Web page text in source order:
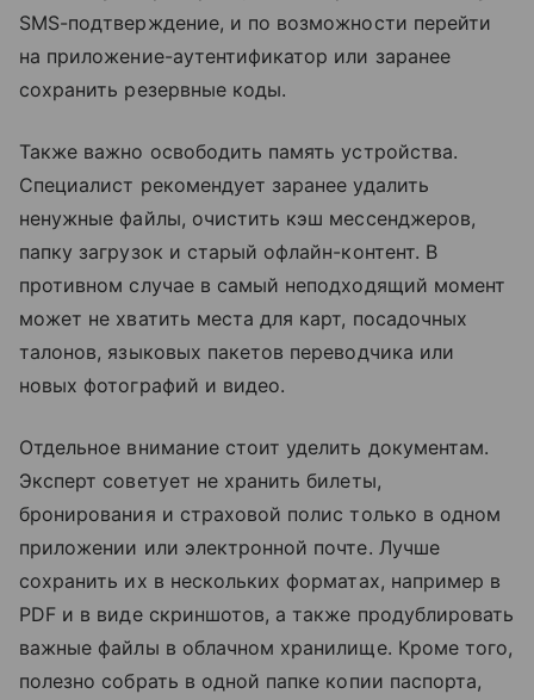
SMS-подтверждение, и по возможности перейти
на приложение-аутентификатор или заранее
сохранить резервные коды.
Также важно освободить память устройства.
Специалист рекомендует заранее удалить
ненужные файлы, очистить кэш мессенджеров,
папку загрузок и старый офлайн-контент. В
противном случае в самый неподходящий момент
может не хватить места для карт, посадочных
талонов, языковых пакетов переводчика или
новых фотографий и видео.
Отдельное внимание стоит уделить документам.
Эксперт советует не хранить билеты,
бронирования и страховой полис только в одном
приложении или электронной почте. Лучше
сохранить их в нескольких форматах, например в
PDF и в виде скриншотов, а также продублировать
важные файлы в облачном хранилище. Кроме того,
полезно собрать в одной папке копии паспорта,